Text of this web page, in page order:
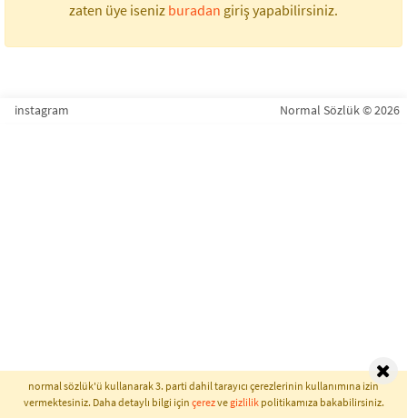
zaten üye iseniz buradan giriş yapabilirsiniz.
instagram Normal Sözlük © 2026
normal sözlük'ü kullanarak 3. parti dahil tarayıcı çerezlerinin kullanımına izin
vermektesiniz. Daha detaylı bilgi için çerezvegizlilikpolitikamıza bakabilirsiniz.